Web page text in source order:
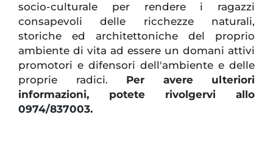
socio-culturale per rendere i ragazzi
consapevoli delle ricchezze naturali,
storiche ed architettoniche del proprio
ambiente di vita ad essere un domani attivi
promotori e difensori dell'ambiente e delle
proprie radici. Per avere ulteriori
informazioni, potete rivolgervi allo
0974/837003.